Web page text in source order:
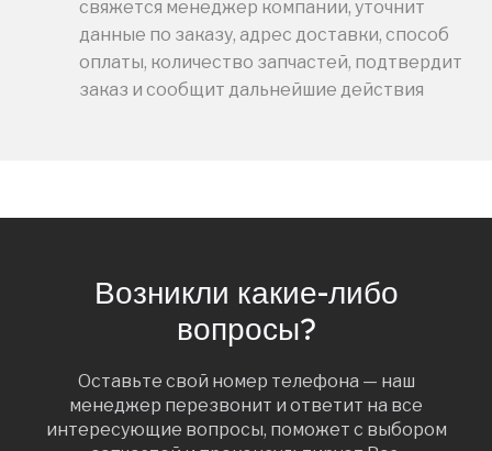
свяжется менеджер компании, уточнит
данные по заказу, адрес доставки, способ
оплаты, количество запчастей, подтвердит
заказ и сообщит дальнейшие действия
Возникли какие-либо
вопросы?
Оставьте свой номер телефона — наш
менеджер перезвонит и ответит на все
интересующие вопросы, поможет с выбором